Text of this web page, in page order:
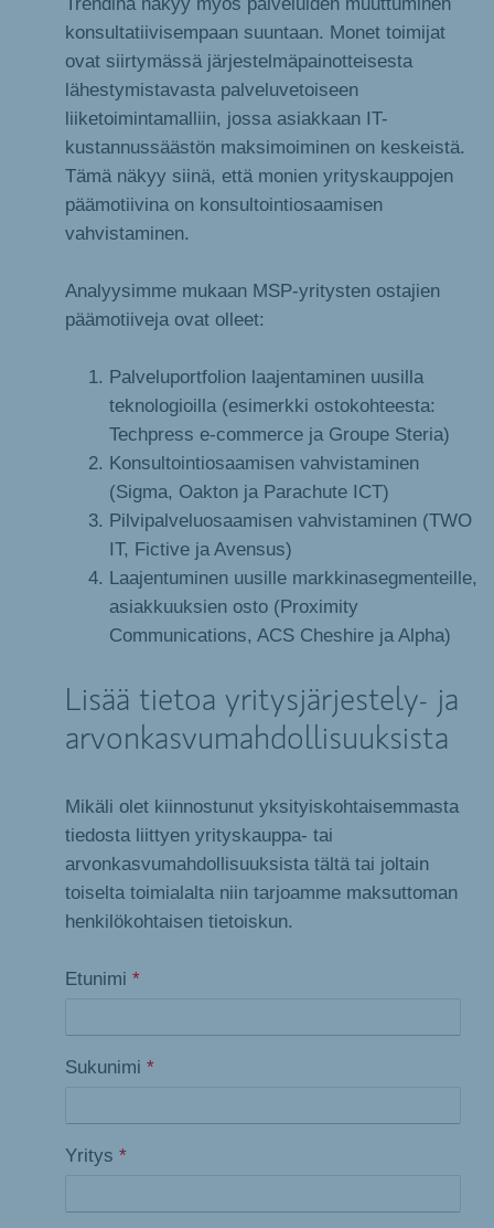
konsultatiivisempaan suuntaan. Monet toimijat
ovat siirtymässä järjestelmäpainotteisesta
lähestymistavasta palveluvetoiseen
liiketoimintamalliin, jossa asiakkaan IT-
kustannussäästön maksimoiminen on keskeistä.
Tämä näkyy siinä, että monien yrityskauppojen
päämotiivina on konsultointiosaamisen
vahvistaminen.
Analyysimme mukaan MSP-yritysten ostajien
päämotiiveja ovat olleet:
Palveluportfolion laajentaminen uusilla
teknologioilla (esimerkki ostokohteesta:
Techpress e-commerce ja Groupe Steria)
Konsultointiosaamisen vahvistaminen
(Sigma, Oakton ja Parachute ICT)
Pilvipalveluosaamisen vahvistaminen (TWO
IT, Fictive ja Avensus)
Laajentuminen uusille markkinasegmenteille,
asiakkuuksien osto (Proximity
Communications, ACS Cheshire ja Alpha)
Lisää tietoa yritysjärjestely- ja
arvonkasvumahdollisuuksista
Mikäli olet kiinnostunut yksityiskohtaisemmasta
tiedosta liittyen yrityskauppa- tai
arvonkasvumahdollisuuksista tältä tai joltain
toiselta toimialalta niin tarjoamme maksuttoman
henkilökohtaisen tietoiskun.
Etunimi *
Sukunimi *
Yritys *